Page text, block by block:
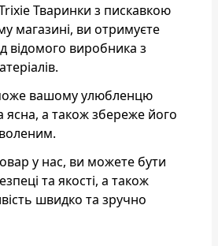
Тваринки з пискавкою
магазині, ви отримуєте
відомого виробника з
вашому улюбленцю
ясна, а також збереже його
у нас, ви можете бути
та якості, а також
швидко та зручно